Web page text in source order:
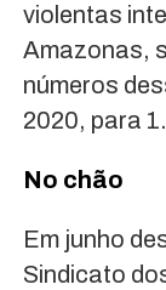
violentas
Amazonas,
números
2020, para
No chão
Em junho
Sindicato